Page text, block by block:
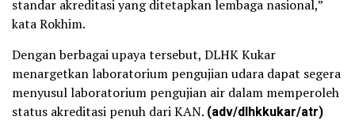
standar akreditasi yang ditetapkan lembaga nasional,”
kata Rokhim.
Dengan berbagai upaya tersebut, DLHK Kukar
menargetkan laboratorium pengujian udara dapat segera
menyusul laboratorium pengujian air dalam memperoleh
status akreditasi penuh dari KAN. (adv/dlhkkukar/atr)